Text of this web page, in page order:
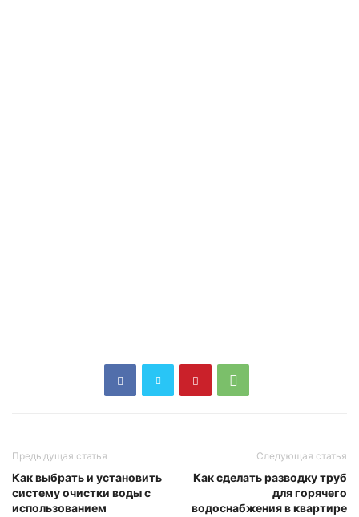
Предыдущая статья
Как выбрать и установить
систему очистки воды с
использованием
Следующая статья
Как сделать разводку труб
для горячего
водоснабжения в квартире